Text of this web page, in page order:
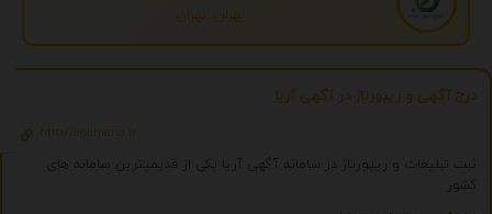
تهران، تهران
درج آگهی و ریپورتاژ در آگهی آریا
http://agahiaria.ir
ثبت تبلیغات و ریپورتاژ در سامانه آگهی آریا یکی از قدیمیترین سامانه های
کشور